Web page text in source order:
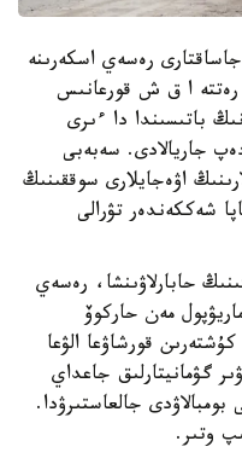
رەسەي اسكەرىنە
ا ق ش قورعانىس
باتىسىندا دا ءىرى
جاريالادى. سەبەبى
اۋەجايلارى سوققىنىڭ
شەككەندەر تۋرالى
حابارلاۋىنشا، رەسەي
مەن حاركوۆ
قورشاۋعا الۋعا
گۋمانيتارلىق جاعداي
جالعاستىرۋدا.